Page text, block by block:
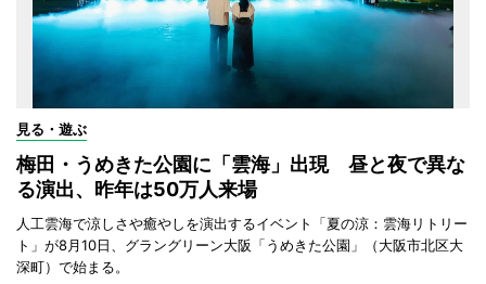
見る・遊ぶ
梅田・うめきた公園に「雲海」出現 昼と夜で異な
る演出、昨年は50万人来場
人工雲海で涼しさや癒やしを演出するイベント「夏の涼：雲海リトリー
ト」が8月10日、グラングリーン大阪「うめきた公園」（大阪市北区大
深町）で始まる。